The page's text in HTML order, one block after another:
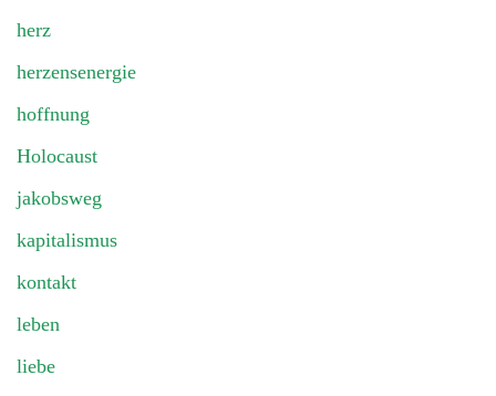
herz
herzensenergie
hoffnung
Holocaust
jakobsweg
kapitalismus
kontakt
leben
liebe